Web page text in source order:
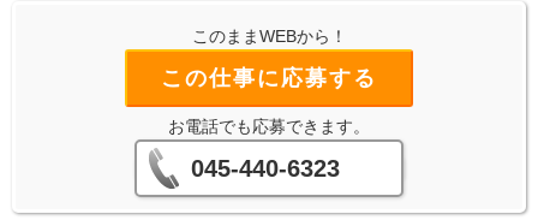
このままWEBから！
この仕事に応募する
お電話でも応募できます。
045-440-6323